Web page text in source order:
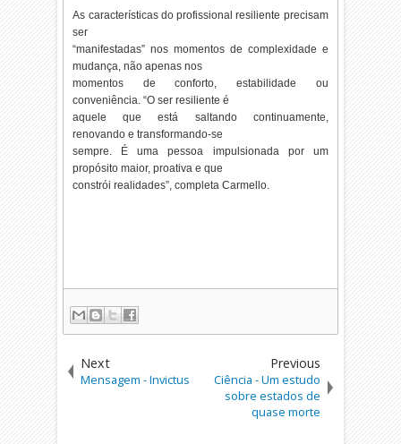
As características do profissional resiliente precisam
ser
“manifestadas” nos momentos de complexidade e
mudança, não apenas nos
momentos de conforto, estabilidade ou
conveniência. “O ser resiliente é
aquele que está saltando continuamente,
renovando e transformando-se
sempre. É uma pessoa impulsionada por um
propósito maior, proativa e que
constrói realidades”, completa Carmello.
Next
Mensagem - Invictus
Previous
Ciência - Um estudo
sobre estados de
quase morte